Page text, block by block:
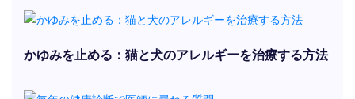
かゆみを止める：猫と犬のアレルギーを治療する方法